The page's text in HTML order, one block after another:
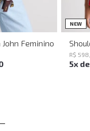
John Feminino
NEW
R$ 598
5x de